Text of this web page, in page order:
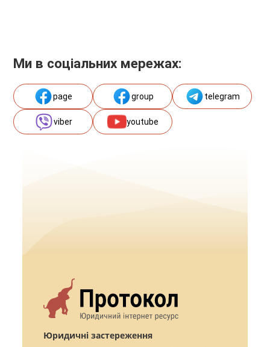
Ми в соціальних мережах:
page group telegram
viber youtube
Юридичні застереження